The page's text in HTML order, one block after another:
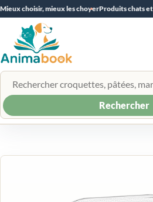
Mieux choisir, mieux les choyerProduits chats
Rechercher un produit
Rechercher